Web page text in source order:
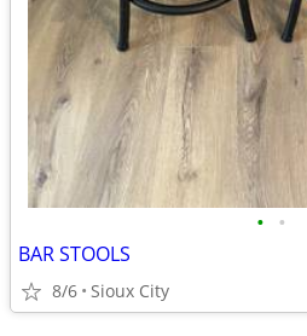
• •
BAR STOOLS
8/6 Sioux City